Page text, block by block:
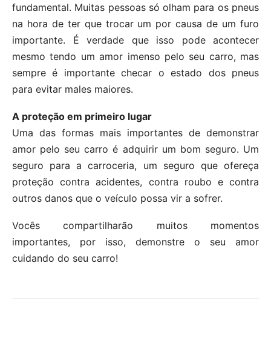
fundamental. Muitas pessoas só olham para os pneus
na hora de ter que trocar um por causa de um furo
importante. É verdade que isso pode acontecer
mesmo tendo um amor imenso pelo seu carro, mas
sempre é importante checar o estado dos pneus
para evitar males maiores.
A proteção em primeiro lugar
Uma das formas mais importantes de demonstrar
amor pelo seu carro é adquirir um bom seguro. Um
seguro para a carroceria, um seguro que ofereça
proteção contra acidentes, contra roubo e contra
outros danos que o veículo possa vir a sofrer.
Vocês compartilharão muitos momentos
importantes, por isso, demonstre o seu amor
cuidando do seu carro!